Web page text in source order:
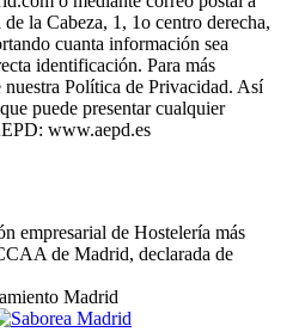
la Cabeza, 1, 1o centro derecha,
cuanta información sea
identificación. Para más
Política de Privacidad. Así
puede presentar cualquier
www.aepd.es
empresarial de Hostelería más
de Madrid, declarada de